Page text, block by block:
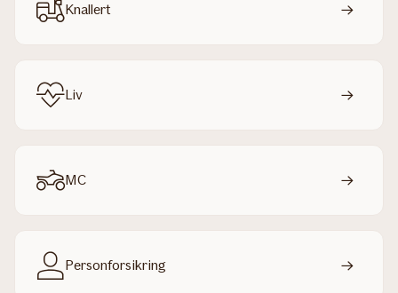
Knallert
Liv
MC
Personforsikring